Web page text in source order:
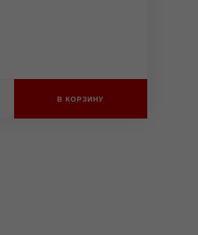
В КОРЗИНУ